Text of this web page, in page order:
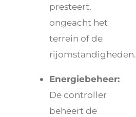
presteert,
ongeacht het
terrein of de
rijomstandigheden.
Energiebeheer:
De controller
beheert de